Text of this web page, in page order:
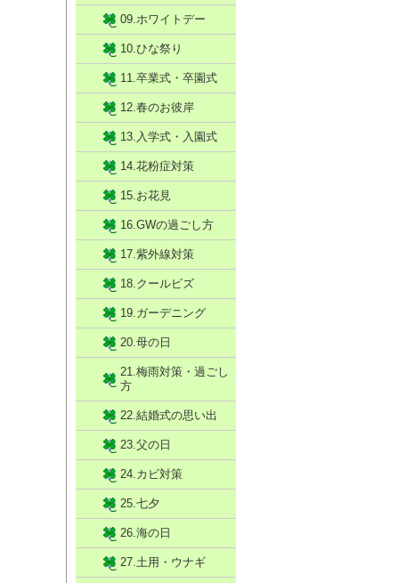
09.ホワイトデー
10.ひな祭り
11.卒業式・卒園式
12.春のお彼岸
13.入学式・入園式
14.花粉症対策
15.お花見
16.GWの過ごし方
17.紫外線対策
18.クールビズ
19.ガーデニング
20.母の日
21.梅雨対策・過ごし
方
22.結婚式の思い出
23.父の日
24.カビ対策
25.七夕
26.海の日
27.土用・ウナギ